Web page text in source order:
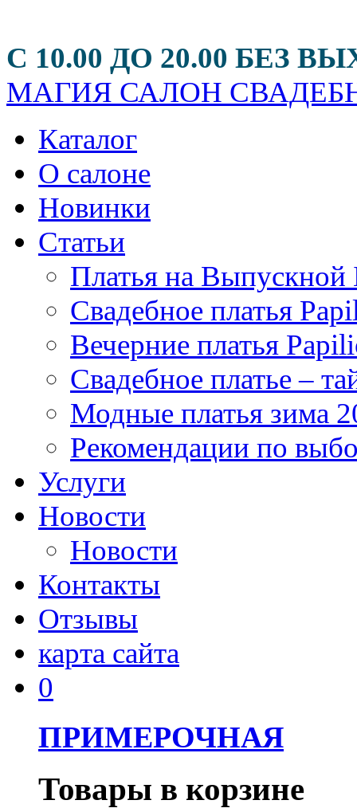
С 10.00 ДО 20.00 БЕЗ
МАГИЯ САЛОН
Каталог
О салоне
Новинки
Статьи
Платья на Выпускной
Свадебное платья
Вечерние платья
Свадебное платье –
Модные платья зима
Рекомендации по
Услуги
Новости
Новости
Контакты
Отзывы
карта сайта
0
ПРИМЕРОЧНАЯ
Товары в корзине